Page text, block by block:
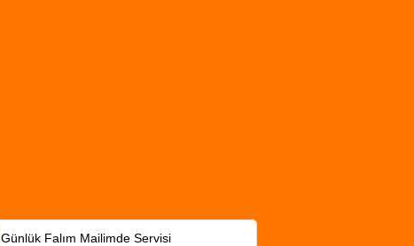
Günlük Falım Mailimde Servisi